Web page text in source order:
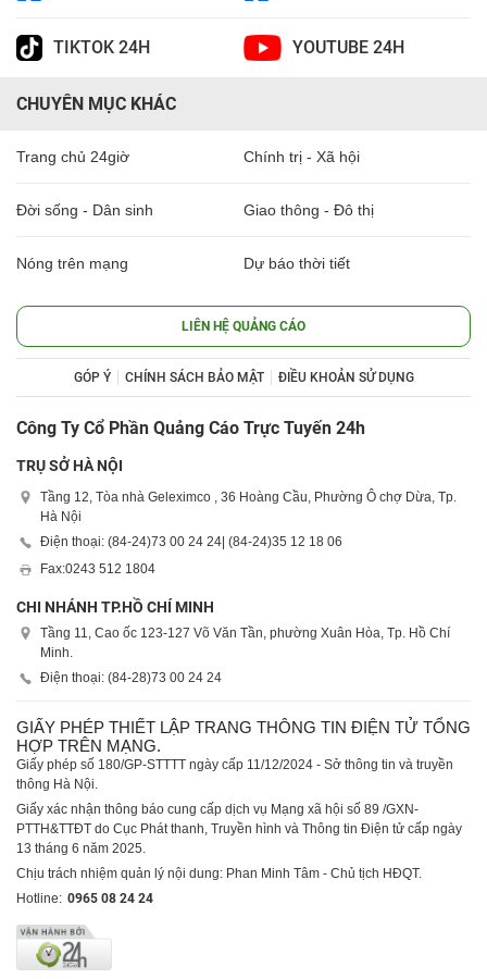
TIKTOK 24H YOUTUBE 24H
CHUYÊN MỤC KHÁC
Trang chủ 24giờ Chính trị - Xã hội
Đời sống - Dân sinh Giao thông - Đô thị
Nóng trên mạng Dự báo thời tiết
LIÊN HỆ QUẢNG CÁO
GÓP Ý CHÍNH SÁCH BẢO MẬT ĐIỀU KHOẢN SỬ DỤNG
Công Ty Cổ Phần Quảng Cáo Trực Tuyến 24h
TRỤ SỞ HÀ NỘI
Tầng 12, Tòa nhà Geleximco , 36 Hoàng Cầu, Phường Ô chợ Dừa, Tp.
Hà Nội
Điện thoại: (84-24)73 00 24 24 | (84-24)35 12 18 06
Fax:0243 512 1804
CHI NHÁNH TP.HỒ CHÍ MINH
Tầng 11, Cao ốc 123-127 Võ Văn Tần, phường Xuân Hòa, Tp. Hồ Chí
Minh.
Điện thoại: (84-28)73 00 24 24
GIẤY PHÉP THIẾT LẬP TRANG THÔNG TIN ĐIỆN TỬ TỔNG
HỢP TRÊN MẠNG.
Giấy phép số 180/GP-STTTT ngày cấp 11/12/2024 - Sở thông tin và truyền
thông Hà Nội.
Giấy xác nhận thông báo cung cấp dịch vụ Mạng xã hội số 89 /GXN-
PTTH&TTĐT do Cục Phát thanh, Truyền hình và Thông tin Điện tử cấp ngày
13 tháng 6 năm 2025.
Chịu trách nhiệm quản lý nội dung: Phan Minh Tâm - Chủ tịch HĐQT.
Hotline: 0965 08 24 24